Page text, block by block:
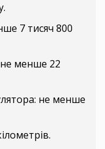
7 тисяч 800
не менше 22
не менше